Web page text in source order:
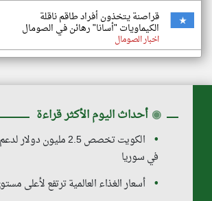
قراصنة يتخذون أفراد طاقم ناقلة
الكيماويات "أسانا" رهائن في الصومال
اخبار الصومال
◉ أحداث اليوم الأكثر قراءة
الكويت تخصص 2.5 مليون
في سوريا
أسعار الغذاء العالمية ترتفع لأعلى مستوى